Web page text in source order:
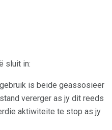
sluit in:
is beide geassosieer
vererger as jy dit reeds
aktiwiteite te stop as jy